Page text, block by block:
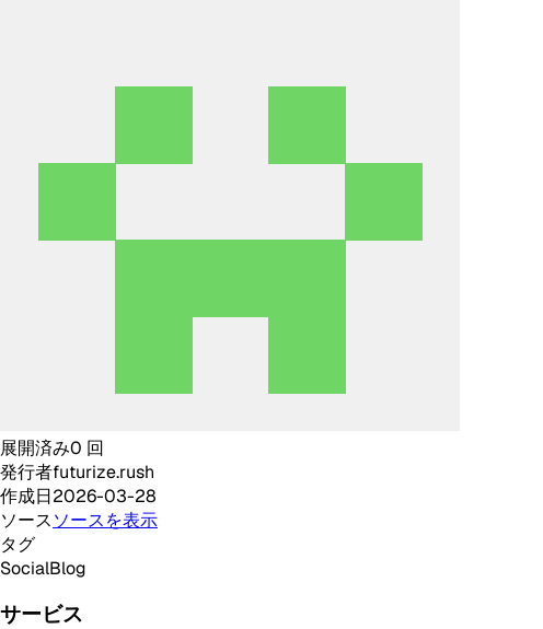
展開済み0 回
発行者futurize.rush
作成日2026-03-28
ソースソースを表示
タグ
SocialBlog
サービス